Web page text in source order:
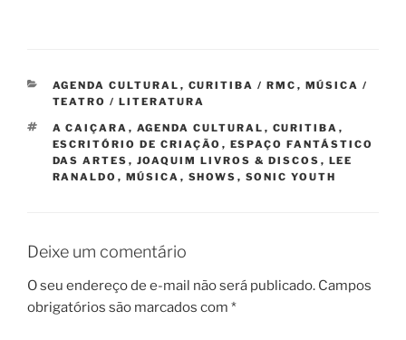
CATEGORIAS
AGENDA CULTURAL , CURITIBA / RMC , MÚSICA /
TEATRO / LITERATURA
TAGS
A CAIÇARA , AGENDA CULTURAL , CURITIBA ,
ESCRITÓRIO DE CRIAÇÃO , ESPAÇO FANTÁSTICO
DAS ARTES , JOAQUIM LIVROS & DISCOS , LEE
RANALDO , MÚSICA , SHOWS , SONIC YOUTH
Deixe um comentário
O seu endereço de e-mail não será publicado. Campos
obrigatórios são marcados com *